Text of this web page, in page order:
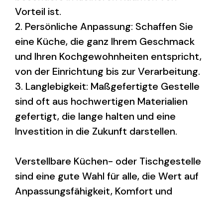
Vorteil ist.
2. Persönliche Anpassung: Schaffen Sie
eine Küche, die ganz Ihrem Geschmack
und Ihren Kochgewohnheiten entspricht,
von der Einrichtung bis zur Verarbeitung.
3. Langlebigkeit: Maßgefertigte Gestelle
sind oft aus hochwertigen Materialien
gefertigt, die lange halten und eine
Investition in die Zukunft darstellen.
Verstellbare Küchen- oder Tischgestelle
sind eine gute Wahl für alle, die Wert auf
Anpassungsfähigkeit, Komfort und